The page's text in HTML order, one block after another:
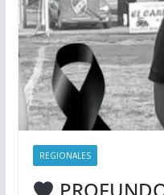
REGIONALES